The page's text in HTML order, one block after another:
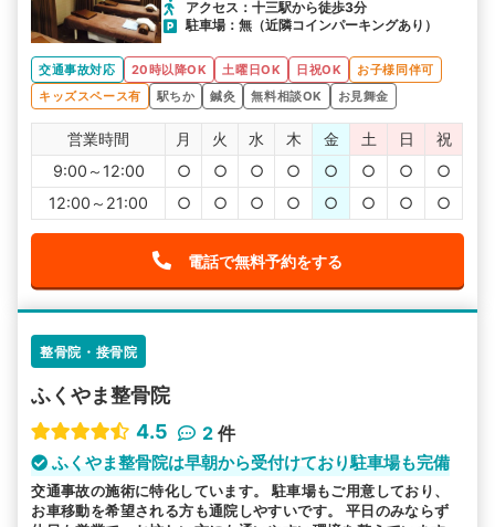
アクセス：十三駅から徒歩3分
駐車場：無（近隣コインパーキングあり）
交通事故対応 20時以降OK 土曜日OK 日祝OK
お子様同伴可
キッズスペース有
駅ちか 鍼灸 無料相談OK お見舞金
営業時間 月 火 水 木 金 土 日
祝
9:00～12:00
○ ○ ○ ○ ○ ○ ○
○
12:00～21:00
○ ○ ○ ○ ○ ○ ○ ○
電話で無料予約をする
整骨院・接骨院
ふくやま整骨院
4.5
2 件
ふくやま整骨院は早朝から受付けており駐車場も完備
交通事故の施術に特化しています。 駐車場もご用意しており、
お車移動を希望される方も通院しやすいです。 平日のみならず